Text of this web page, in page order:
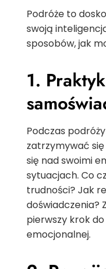
Podróże to
swoją
sposobów, jak
1.
Podczas
zatrzymywać
się nad swoimi
sytuacjach. Co
trudności? Jak
doświadczenia?
pierwszy krok
emocjonalnej.